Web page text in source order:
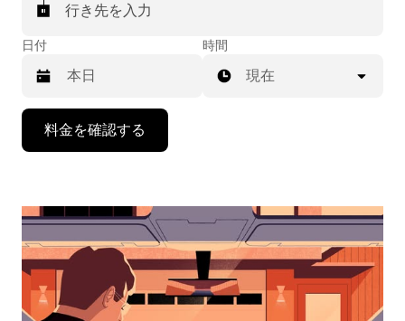
行き先を入力
日付
で
ン
ダ
ー
時間
現在
料金を確認する